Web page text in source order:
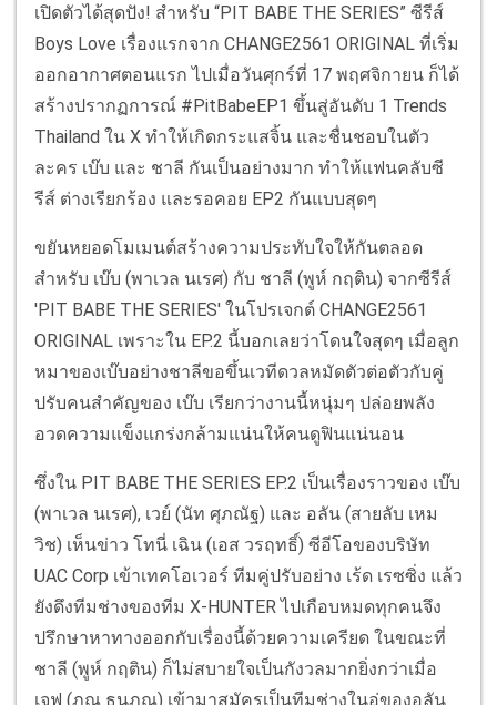
เปิดตัวได้สุดปัง! สำหรับ “PIT BABE THE SERIES” ซีรีส์
Boys Love เรื่องแรกจาก CHANGE2561 ORIGINAL ที่เริ่ม
ออกอากาศตอนแรก ไปเมื่อวันศุกร์ที่ 17 พฤศจิกายน ก็ได้
สร้างปรากฏการณ์ #PitBabeEP1 ขึ้นสู่อันดับ 1 Trends
Thailand ใน X ทำให้เกิดกระแสจิ้น และชื่นชอบในตัว
ละคร เบ๊บ และ ชาลี กันเป็นอย่างมาก ทำให้แฟนคลับซี
รีส์ ต่างเรียกร้อง และรอคอย EP2 กันแบบสุดๆ
ขยันหยอดโมเมนต์สร้างความประทับใจให้กันตลอด
สำหรับ เบ๊บ (พาเวล นเรศ) กับ ชาลี (พูห์ กฤติน) จากซีรีส์
'PIT BABE THE SERIES' ในโปรเจกต์ CHANGE2561
ORIGINAL เพราะใน EP.2 นี้บอกเลยว่าโดนใจสุดๆ เมื่อลูก
หมาของเบ๊บอย่างชาลีขอขึ้นเวทีดวลหมัดตัวต่อตัวกับคู่
ปรับคนสำคัญของ เบ๊บ เรียกว่างานนี้หนุ่มๆ ปล่อยพลัง
อวดความแข็งแกร่งกล้ามแน่นให้คนดูฟินแน่นอน
ซึ่งใน PIT BABE THE SERIES EP.2 เป็นเรื่องราวของ เบ๊บ
(พาเวล นเรศ), เวย์ (นัท ศุภณัฐ) และ อลัน (สายลับ เหม
วิช) เห็นข่าว โทนี่ เฉิน (เอส วรฤทธิ์) ซีอีโอของบริษัท
UAC Corp เข้าเทคโอเวอร์ ทีมคู่ปรับอย่าง เร้ด เรซซิ่ง แล้ว
ยังดึงทีมช่างของทีม X-HUNTER ไปเกือบหมดทุกคนจึง
ปรึกษาหาทางออกกับเรื่องนี้ด้วยความเครียด ในขณะที่
ชาลี (พูห์ กฤติน) ก็ไม่สบายใจเป็นกังวลมากยิ่งกว่าเมื่อ
เจฟ (ภณ ธนภณ) เข้ามาสมัครเป็นทีมช่างในอู่ของอลัน